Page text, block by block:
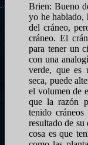
Brien: Bueno
yo he hablado,
del cráneo,
cráneo. El
para tener un
con una
verde, que es
seca, puede
el volumen de
que la razón
tenido cráneos
resultado de
cosa es que